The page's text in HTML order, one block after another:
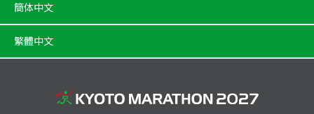
簡体中文
繁體中文